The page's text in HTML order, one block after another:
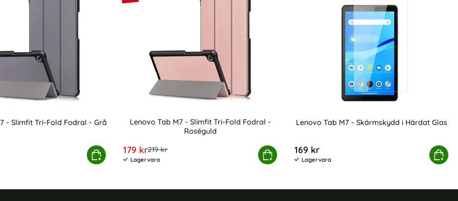
- Slimfit Tri-Fold Fodral - Grå
Köp
Lenovo Tab M7 - Slimfit Tri-Fold Fodral - Grå
Lenovo Tab M7 - Slimfit Tri-Fold Fodral -
Roséguld
rea pris
179 krtidigare pris
219 kr
Tillgänglighet:
Lagervara
Köp
Lenovo Tab M7 - Slimfit Tri-Fold Fodral - Roséguld
Lenovo Tab M7 - Skärmskydd i Härdat Glas
169 kr
Tillgänglighet:
Lagervara
Köp
Lenovo Tab M7 -